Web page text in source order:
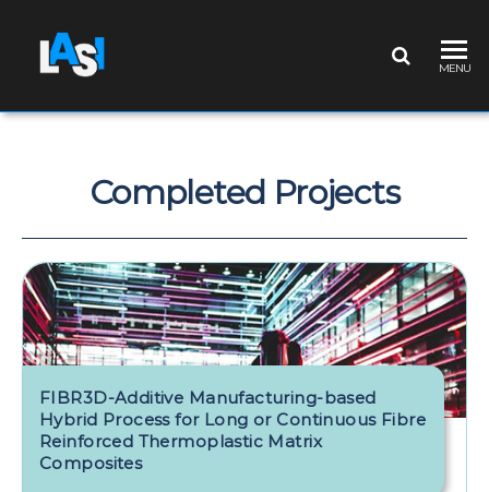
MENU
Completed Projects
FIBR3D-Additive Manufacturing-based
Hybrid Process for Long or Continuous Fibre
Reinforced Thermoplastic Matrix
Composites